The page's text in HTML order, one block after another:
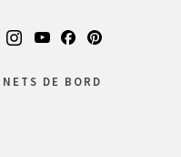
DE BORD